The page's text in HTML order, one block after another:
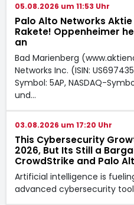
05.08.2026 um 11:53 Uhr
Palo Alto Networks
Rakete! Oppenheimer
an
Bad Marienberg
Networks Inc. (ISIN:
Symbol: 5AP, NASDAQ-
und…
03.08.2026 um 17:20 Uhr
This Cybersecurity
2026, But Its Still a
CrowdStrike and Palo
Artificial intelligence is
advanced cybersecurity